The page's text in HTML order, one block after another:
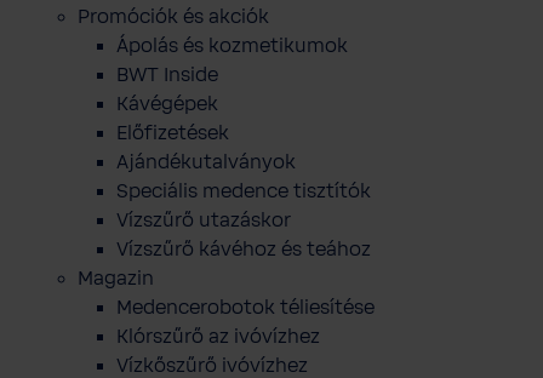
Promóciók és akciók
Ápolás és kozmetikumok
BWT Inside
Kávégépek
Előfizetések
Ajándékutalványok
Speciális medence tisztítók
Vízszűrő utazáskor
Vízszűrő kávéhoz és teához
Magazin
Medencerobotok téliesítése
Klórszűrő az ivóvízhez
Vízkőszűrő ivóvízhez